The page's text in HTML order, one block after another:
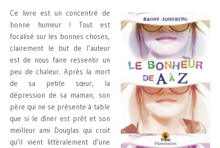
Ce livre est un concentré de
bonne humeur ! Tout est
focalisé sur les bonnes choses,
clairement le but de l’auteur
est de nous faire ressentir un
peu de chaleur. Après la mort
de sa petite sœur, la
dépression de sa maman, son
père qui ne se présente à table
que si le dîner est prêt et son
meilleur ami Douglas qui croit
qu’il vient littéralement d’une